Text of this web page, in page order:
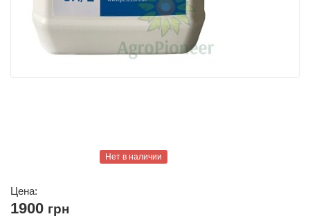
Нет в наличии
Цена:
1900 грн